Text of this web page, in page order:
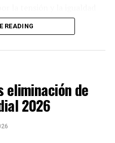
2026.
@radiocolombiarci
para quedarse con la
el tiempo extra, pero no
arquero suizo Gregor
terminó
4-3 y avanzó a los
READING
eliminación de
2026